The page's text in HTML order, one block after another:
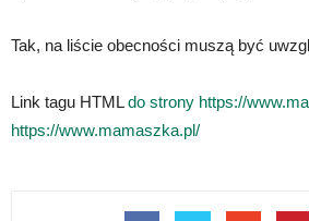
Tak, na liście obecności muszą być
Link tagu HTMLdo strony https://
https://www.mamaszka.pl/